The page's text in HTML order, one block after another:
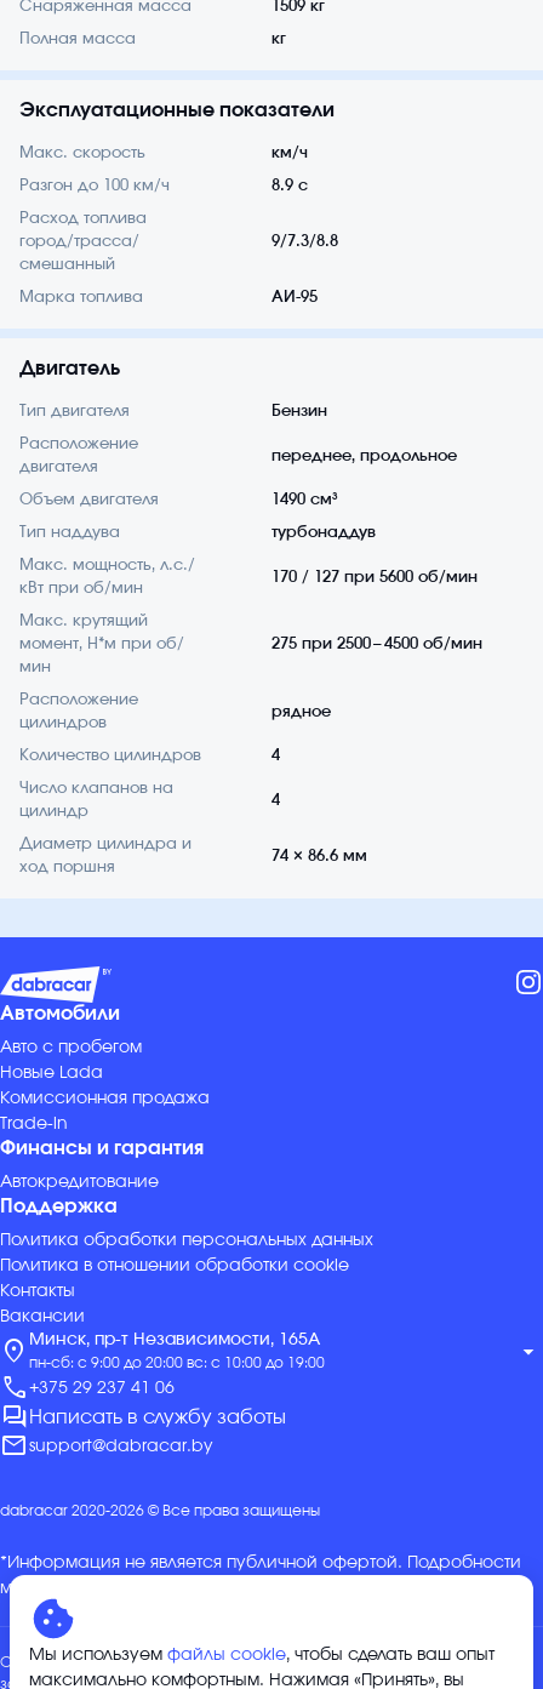
Снаряженная масса 1509 кг
Полная масса кг
Эксплуатационные показатели
Макс. скорость км/ч
Разгон до 100 км/ч 8.9 с
Расход топлива
город/трасса/
смешанный
9/7.3/8.8
Марка топлива АИ-95
Двигатель
Тип двигателя Бензин
Расположение
двигателя
переднее, продольное
Объем двигателя 1490 см³
Тип наддува турбонаддув
Макс. мощность, л.с./
кВт при об/мин
170 / 127 при 5600 об/мин
Макс. крутящий
момент, Н*м при об/
мин
275 при 2500 – 4500 об/мин
Расположение
цилиндров
рядное
Количество цилиндров 4
Число клапанов на
цилиндр
4
Диаметр цилиндра и
ход поршня
74 × 86.6 мм
Мы используем файлы cookie, чтобы сделать ваш опыт
максимально комфортным. Нажимая «Принять», вы
Автомобили
Авто с пробегом
Новые Lada
Комиссионная продажа
Trade-in
Финансы и гарантия
Автокредитование
Поддержка
Политика обработки персональных данных
Политика в отношении обработки cookie
Контакты
Вакансии
location_on Минск, пр-т Независимости, 165А
пн-сб: с 9:00 до 20:00 вс: с 10:00 до 19:00
arrow_drop_down
call +375 29 237 41 06
forum Написать в службу заботы
mail support@dabracar.by
dabracar 2020-2026 © Все права защищены
*Информация не является публичной офертой. Подробности
можно уточнить в отделе продаж.
Общество с ограниченной ответственностью «ДабракарГрупп»,
зарегистрировано 04.01.2024 Минским горисполкомом в ЕГР за №